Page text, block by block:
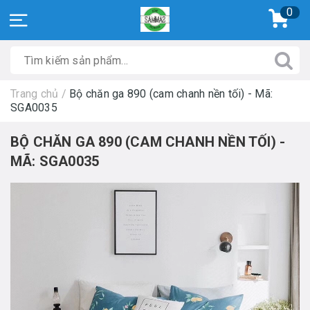
0
Trang chủ / Bộ chăn ga 890 (cam chanh nền tối) - Mã:
SGA0035
BỘ CHĂN GA 890 (CAM CHANH NỀN TỐI) -
MÃ: SGA0035